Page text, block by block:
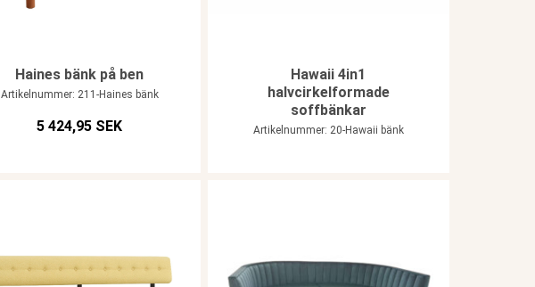
Haines bänk på ben
Artikelnummer: 211-Haines bänk
5 424,95 SEK
Hawaii 4in1
halvcirkelformade
soffbänkar
Artikelnummer: 20-Hawaii bänk